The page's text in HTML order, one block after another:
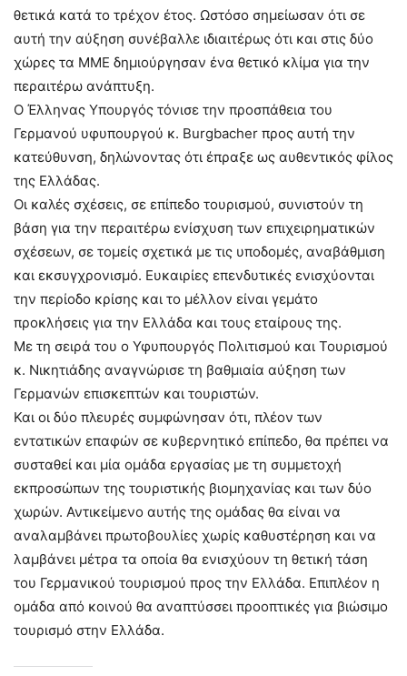
θετικά κατά το τρέχον έτος. Ωστόσο σημείωσαν ότι σε
αυτή την αύξηση συνέβαλλε ιδιαιτέρως ότι και στις δύο
χώρες τα ΜΜΕ δημιούργησαν ένα θετικό κλίμα για την
περαιτέρω ανάπτυξη.
Ο Έλληνας Υπουργός τόνισε την προσπάθεια του
Γερμανού υφυπουργού κ. Burgbacher προς αυτή την
κατεύθυνση, δηλώνοντας ότι έπραξε ως αυθεντικός φίλος
της Ελλάδας.
Οι καλές σχέσεις, σε επίπεδο τουρισμού, συνιστούν τη
βάση για την περαιτέρω ενίσχυση των επιχειρηματικών
σχέσεων, σε τομείς σχετικά με τις υποδομές, αναβάθμιση
και εκσυγχρονισμό. Ευκαιρίες επενδυτικές ενισχύονται
την περίοδο κρίσης και το μέλλον είναι γεμάτο
προκλήσεις για την Ελλάδα και τους εταίρους της.
Με τη σειρά του ο Υφυπουργός Πολιτισμού και Τουρισμού
κ. Νικητιάδης αναγνώρισε τη βαθμιαία αύξηση των
Γερμανών επισκεπτών και τουριστών.
Και οι δύο πλευρές συμφώνησαν ότι, πλέον των
εντατικών επαφών σε κυβερνητικό επίπεδο, θα πρέπει να
συσταθεί και μία ομάδα εργασίας με τη συμμετοχή
εκπροσώπων της τουριστικής βιομηχανίας και των δύο
χωρών. Αντικείμενο αυτής της ομάδας θα είναι να
αναλαμβάνει πρωτοβουλίες χωρίς καθυστέρηση και να
λαμβάνει μέτρα τα οποία θα ενισχύουν τη θετική τάση
του Γερμανικού τουρισμού προς την Ελλάδα. Επιπλέον η
ομάδα από κοινού θα αναπτύσσει προοπτικές για βιώσιμο
τουρισμό στην Ελλάδα.